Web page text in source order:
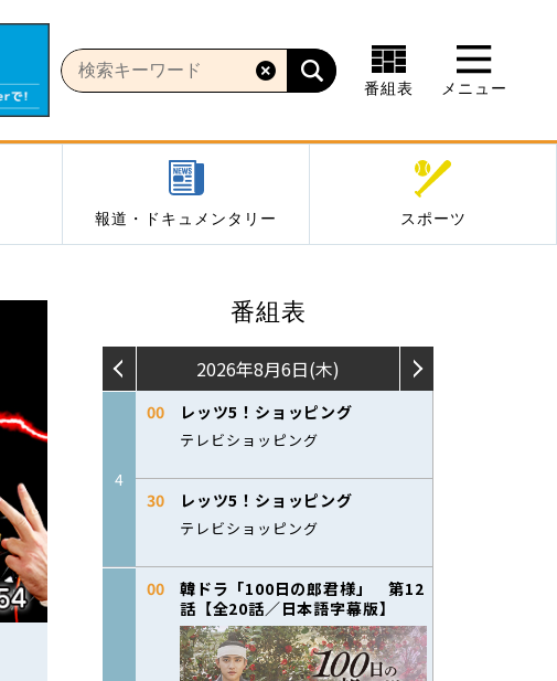
番組表 メニュー
報道・ドキュメンタリー スポーツ
番組表